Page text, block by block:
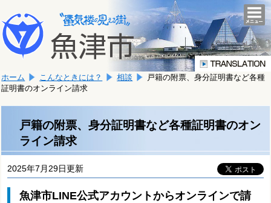
文
へ
移
ま
す。
こ
か
文
で
す。
ホーム こんなときには？ 相談
戸籍の附票、身分証明書など各種
証明書のオンライン請求
戸籍の附票、身分証明書など各種証明書のオン
ライン請求
2025年7月29日更新
魚津市LINE公式アカウントからオンラインで請